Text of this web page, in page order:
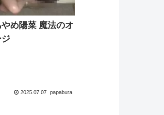
やめ陽菜 魔法のオ
2025.07.07 papabura